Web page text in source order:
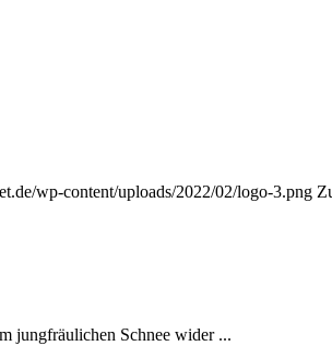
wp-content/uploads/2022/02/logo-3.png
jungfräulichen Schnee wider ...